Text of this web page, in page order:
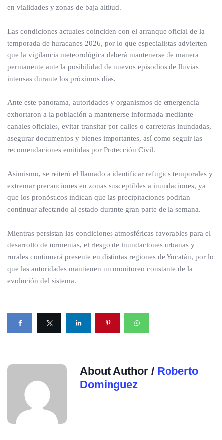
en vialidades y zonas de baja altitud.
Las condiciones actuales coinciden con el arranque oficial de la
temporada de huracanes 2026, por lo que especialistas advierten
que la vigilancia meteorológica deberá mantenerse de manera
permanente ante la posibilidad de nuevos episodios de lluvias
intensas durante los próximos días.
Ante este panorama, autoridades y organismos de emergencia
exhortaron a la población a mantenerse informada mediante
canales oficiales, evitar transitar por calles o carreteras inundadas,
asegurar documentos y bienes importantes, así como seguir las
recomendaciones emitidas por Protección Civil.
Asimismo, se reiteró el llamado a identificar refugios temporales y
extremar precauciones en zonas susceptibles a inundaciones, ya
que los pronósticos indican que las precipitaciones podrían
continuar afectando al estado durante gran parte de la semana.
Mientras persistan las condiciones atmosféricas favorables para el
desarrollo de tormentas, el riesgo de inundaciones urbanas y
rurales continuará presente en distintas regiones de Yucatán, por lo
que las autoridades mantienen un monitoreo constante de la
evolución del sistema.
About Author / Roberto
Dominguez